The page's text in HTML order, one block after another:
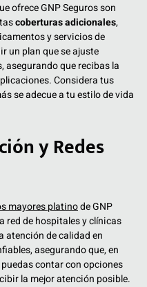
ofrece GNP Seguros son
coberturas adicionales,
y servicios de
un plan que se ajuste
asegurando que recibas la
Considera tus
se adecue a tu estilo de vida
y Redes
mayores platinode GNP
red de hospitales y clínicas
atención de calidad en
asegurando que, en
contar con opciones
la mejor atención posible.